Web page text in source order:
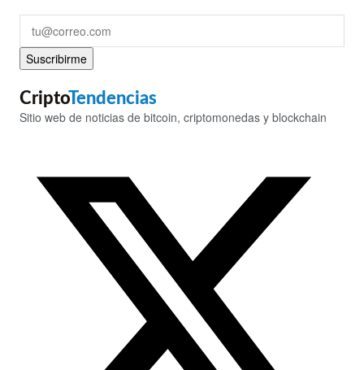
Suscribirme
CriptoTendencias
Sitio web de noticias de bitcoin, criptomonedas y blockchain